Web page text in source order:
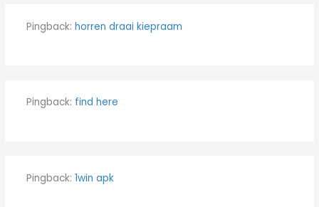
Pingback: horren draai kiepraam
Pingback: find here
Pingback: 1win apk